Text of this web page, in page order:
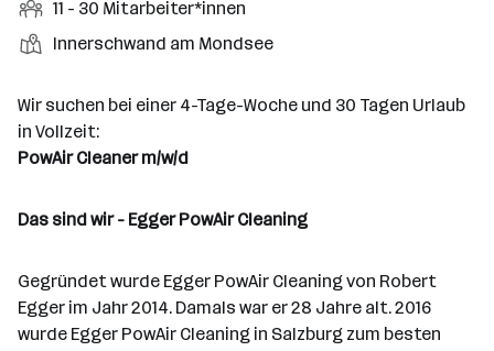
l
l
l
e
r
e
S
l
l
e
e
t
g
e
e
M
i
t
r
b
e
t
r
*
i
11 - 30 Mitarbeiter*innen
S
a
n
d
t
Innerschwand am Mondsee
Wir suchen bei einer 4-Tage-Woche und 30 Tagen Urlaub
in Vollzeit:
PowAir Cleaner m/w/d
Das sind wir - Egger PowAir Cleaning
Gegründet wurde Egger PowAir Cleaning von Robert
Egger im Jahr 2014. Damals war er 28 Jahre alt. 2016
wurde Egger PowAir Cleaning in Salzburg zum besten